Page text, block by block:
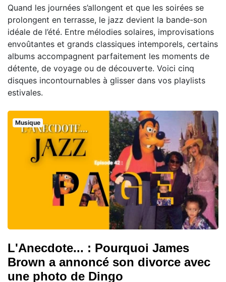
Quand les journées s’allongent et que les soirées se
prolongent en terrasse, le jazz devient la bande-son
idéale de l’été. Entre mélodies solaires, improvisations
envoûtantes et grands classiques intemporels, certains
albums accompagnent parfaitement les moments de
détente, de voyage ou de découverte. Voici cinq
disques incontournables à glisser dans vos playlists
estivales.
Musique
L'Anecdote... : Pourquoi James
Brown a annoncé son divorce avec
une photo de Dingo